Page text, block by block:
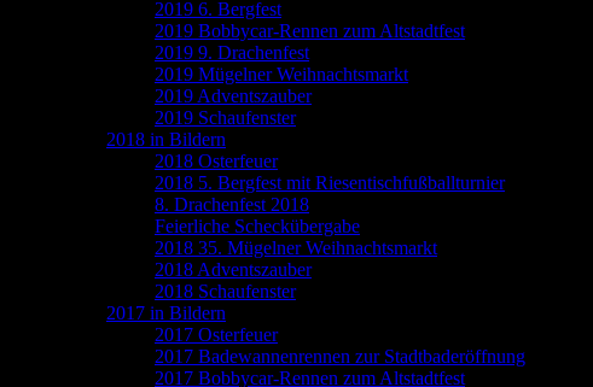
2019 6. Bergfest
2019 Bobbycar-Rennen zum Altstadtfest
2019 9. Drachenfest
2019 Mügelner Weihnachtsmarkt
2019 Adventszauber
2019 Schaufenster
2018 in Bildern
2018 Osterfeuer
2018 5. Bergfest mit Riesentischfußballturnier
8. Drachenfest 2018
Feierliche Scheckübergabe
2018 35. Mügelner Weihnachtsmarkt
2018 Adventszauber
2018 Schaufenster
2017 in Bildern
2017 Osterfeuer
2017 Badewannenrennen zur Stadtbaderöffnung
2017 Bobbycar-Rennen zum Altstadtfest